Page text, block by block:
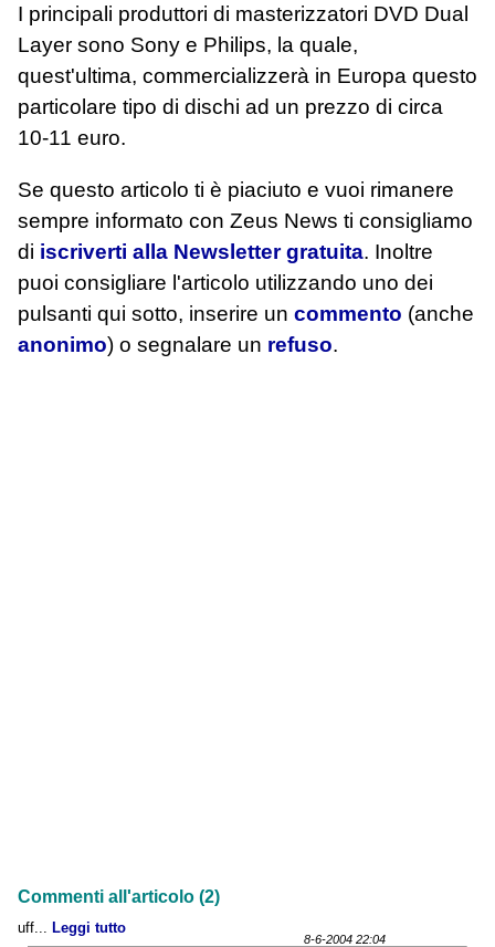
I principali produttori di masterizzatori DVD Dual
Layer sono Sony e Philips, la quale,
quest'ultima, commercializzerà in Europa questo
particolare tipo di dischi ad un prezzo di circa
10-11 euro.
Se questo articolo ti è piaciuto e vuoi rimanere
sempre informato con Zeus News ti consigliamo
di iscriverti alla Newsletter gratuita. Inoltre
puoi consigliare l'articolo utilizzando uno dei
pulsanti qui sotto, inserire un commento (anche
anonimo) o segnalare un refuso.
Commenti all'articolo (2)
uff... Leggi tutto
8-6-2004 22:04